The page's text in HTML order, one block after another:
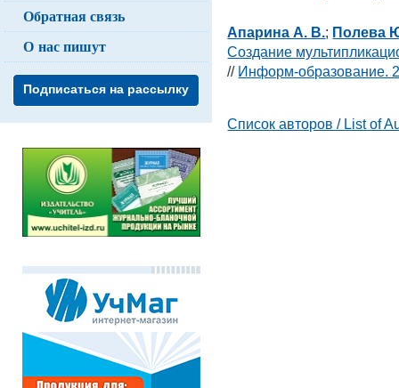
Апарина А. В.; Полева
Создание
// Информ-образование.
Список авторов / List of
Обратная связь
О нас пишут
Подписаться на рассылку